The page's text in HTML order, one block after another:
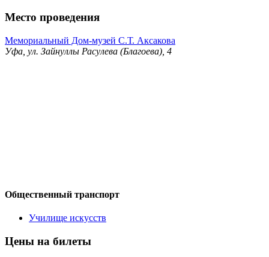
Место проведения
Мемориальный Дом-музей С.Т. Аксакова
Уфа, ул. Зайнуллы Расулева (Благоева), 4
Общественный транспорт
Училище искусств
Цены на билеты